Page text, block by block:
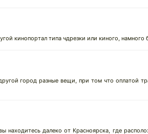
кинопортал типа чдрезки или киного, намного
город разные вещи, при том что оплатой
далеко от Красноярска, где